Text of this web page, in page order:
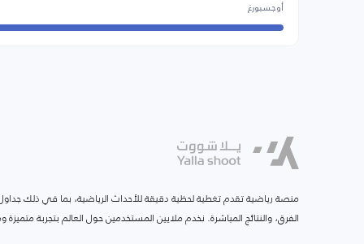
أوجسبورغ
منصة رياضية تقدم تغطية لحظية دقيقة للأحداث الرياضية، بما في ذلك جداول
الفرق، والنتائج المباشرة. نخدم ملايين المستخدمين حول العالم بتجربة